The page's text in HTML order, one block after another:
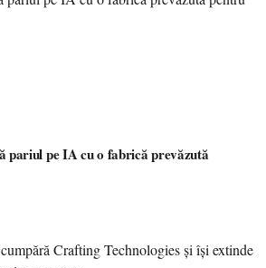
pariul pe IA cu o fabrică prevăzută